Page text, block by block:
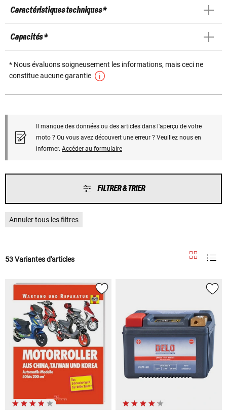
Caractéristiques techniques *
Capacités *
* Nous évaluons soigneusement les informations, mais ceci ne
constitue aucune garantie
Il manque des données ou des articles dans l'aperçu de votre
moto ? Ou vous avez découvert une erreur ? Veuillez nous en
informer. Accéder au formulaire
FILTRER & TRIER
Annuler tous les filtres
53 Variantes d'articles